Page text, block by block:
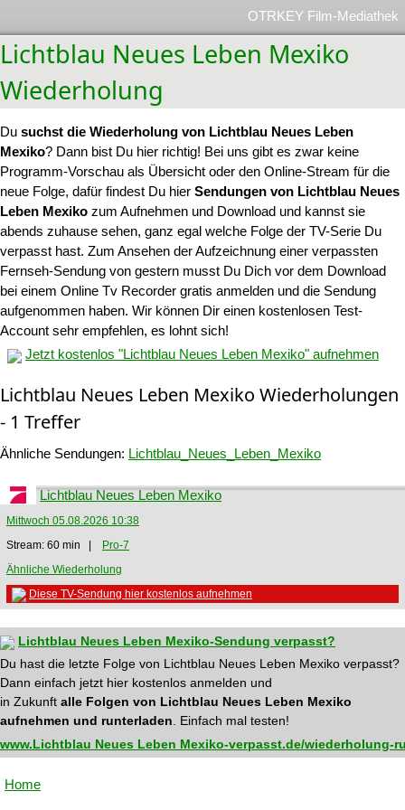
OTRKEY Film-Mediathek
Lichtblau Neues Leben Mexiko
Wiederholung
Du suchst die Wiederholung von Lichtblau Neues Leben
Mexiko? Dann bist Du hier richtig! Bei uns gibt es zwar keine
Programm-Vorschau als Übersicht oder den Online-Stream für die
neue Folge, dafür findest Du hier Sendungen von Lichtblau Neues
Leben Mexiko zum Aufnehmen und Download und kannst sie
abends zuhause sehen, ganz egal welche Folge der TV-Serie Du
verpasst hast. Zum Ansehen der Aufzeichnung einer verpassten
Fernseh-Sendung von gestern musst Du Dich vor dem Download
bei einem Online Tv Recorder gratis anmelden und die Sendung
aufgenommen haben. Wir können Dir einen kostenlosen Test-
Account sehr empfehlen, es lohnt sich!
Jetzt kostenlos "Lichtblau Neues Leben Mexiko" aufnehmen
Lichtblau Neues Leben Mexiko Wiederholungen
- 1 Treffer
Ähnliche Sendungen: Lichtblau_Neues_Leben_Mexiko
Lichtblau Neues Leben Mexiko
Mittwoch 05.08.2026 10:38
Stream: 60 min |
Pro-7
Ähnliche Wiederholung
Diese TV-Sendung hier kostenlos aufnehmen
Lichtblau Neues Leben Mexiko-Sendung verpasst?
Du hast die letzte Folge von Lichtblau Neues Leben Mexiko verpasst?
Dann einfach jetzt hier kostenlos anmelden und
in Zukunft alle Folgen von Lichtblau Neues Leben Mexiko
aufnehmen und runterladen . Einfach mal testen!
www.Lichtblau Neues Leben Mexiko-verpasst.de/wiederholung-
Home